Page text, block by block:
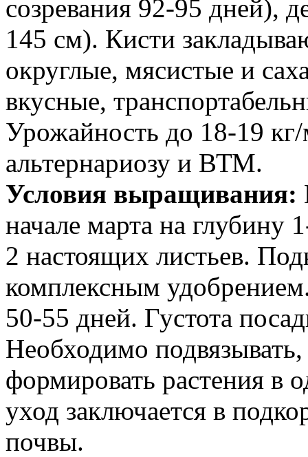
созревания 92-95 дней),
145 см). Кисти
округлые, мясистые и
вкусные,
Урожайность до 18-19
альтернариозу и ВТМ.
Условия выращивания:
начале марта на
2 настоящих листьев.
комплексным
50-55 дней. Густота
Необходимо
формировать растения в
уход заключается в
почвы.